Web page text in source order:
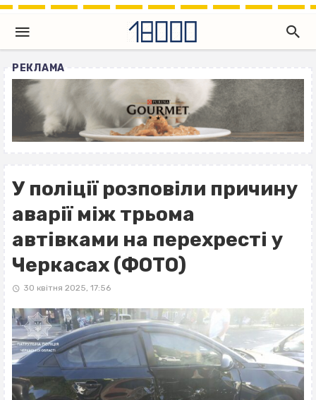
РЕКЛАМА
У поліції розповіли причину
аварії між трьома
автівками на перехресті у
Черкасах (ФОТО)
30 квітня 2025, 17:56